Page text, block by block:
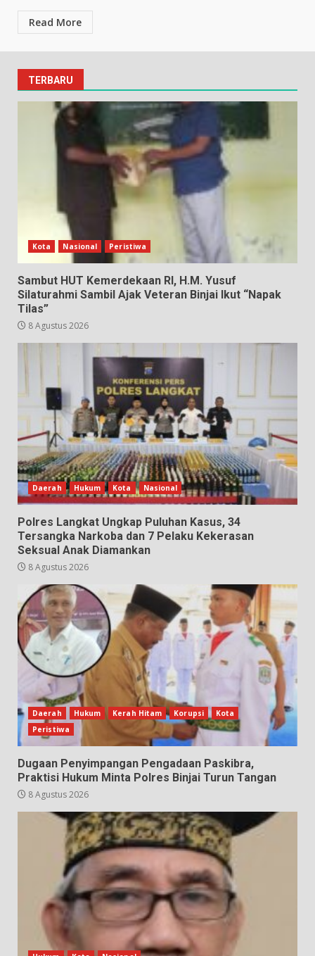
Read More
TERBARU
Kota Nasional Peristiwa
Sambut HUT Kemerdekaan RI, H.M. Yusuf
Silaturahmi Sambil Ajak Veteran Binjai Ikut “Napak
Tilas”
8 Agustus 2026
Daerah Hukum Kota Nasional
Polres Langkat Ungkap Puluhan Kasus, 34
Tersangka Narkoba dan 7 Pelaku Kekerasan
Seksual Anak Diamankan
8 Agustus 2026
Daerah Hukum Kerah Hitam Korupsi
Kota
Peristiwa
Dugaan Penyimpangan Pengadaan Paskibra,
Praktisi Hukum Minta Polres Binjai Turun Tangan
8 Agustus 2026